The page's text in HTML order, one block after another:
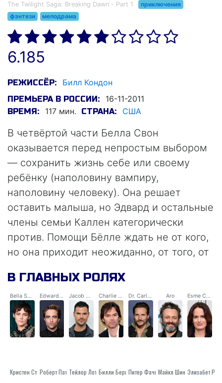
The Twilight Saga: Breaking Dawn - Part 1
приключения
фэнтези
мелодрама
6.185
РЕЖИССЁР: Билл Кондон
ПРЕМЬЕРА В РОССИИ: 16-11-2011
ВРЕМЯ: 117 мин. СТРАНА: США
В четвёртой части Белла Свон
оказывается перед непростым выбором
— сохранить жизнь себе или своему
ребёнку (наполовину вампиру,
наполовину человеку). Она решает
оставить малыша, но Эдвард и остальные
члены семьи Каллен категорически
против. Помощи Бёлле ждать не от кого,
но она приходит неожиданно, от того, от
и Розали пытаются сохранить жизнь
малышу, даже не догадываясь, к каким
ужасающим последствиям это приведёт.
В ГЛАВНЫХ РОЛЯХ
Bella Swan
Кристен Стюарт
Edward Cullen
Роберт Паттинсон
Jacob Black
Тейлор Лотнер
Charlie Swan
Билли Берк
Dr. Carlisle Cullen
Питер Фачинелли
Aro
Майкл Шин
Esme Cullen
Элизабет